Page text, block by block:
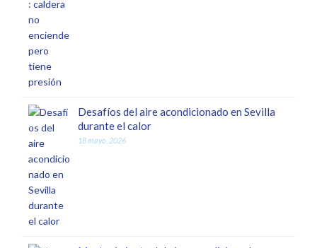
Desafíos del aire acondicionado en Sevilla
durante el calor
18 mayo, 2026